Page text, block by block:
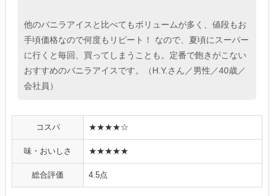
他のバニラアイスと比べてもボリュームが多く、値段もお
手頃価格なので何度もリピート！ なので、夏頃にスーパー
に行くと毎回、買ってしまうことも。定番で飽きがこない
おすすめのバニラアイスです。（H.Y.さん／男性／40歳／
会社員）
コスパ ★★★★☆
味・おいしさ ★★★★★
総合評価 4.5点